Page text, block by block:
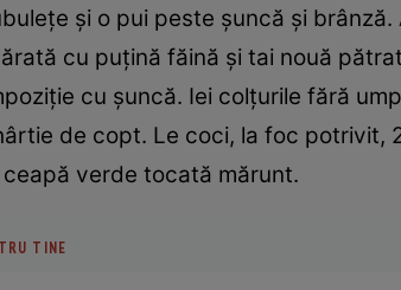
şi o pui peste şuncă şi
cu puţină făină şi tai nouă
cu şuncă. Iei colţurile fără
de copt. Le coci, la foc potrivit,
verde tocată mărunt.
TINE